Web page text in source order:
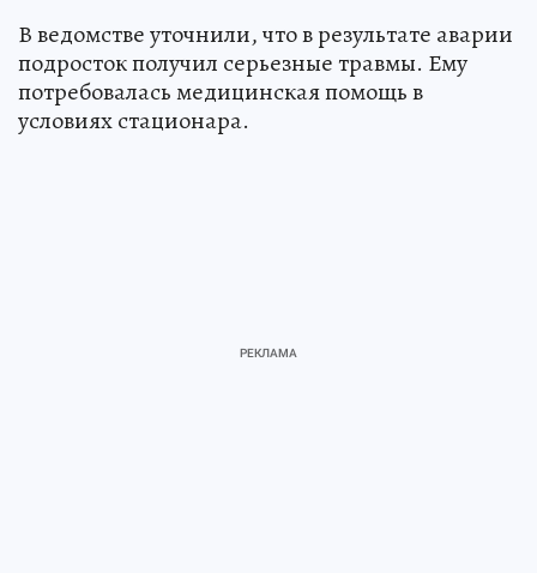
В ведомстве уточнили, что в результате аварии
подросток получил серьезные травмы. Ему
потребовалась медицинская помощь в
условиях стационара.